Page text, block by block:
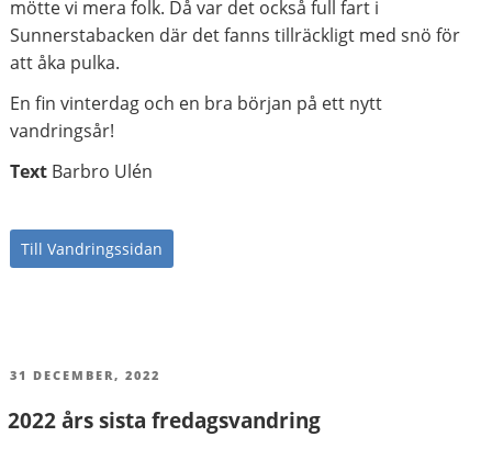
mötte vi mera folk. Då var det också full fart i
Sunnerstabacken där det fanns tillräckligt med snö för
att åka pulka.
En fin vinterdag och en bra början på ett nytt
vandringsår!
Text Barbro Ulén
Till Vandringssidan
PUBLICERAT
31 DECEMBER, 2022
2022 års sista fredagsvandring